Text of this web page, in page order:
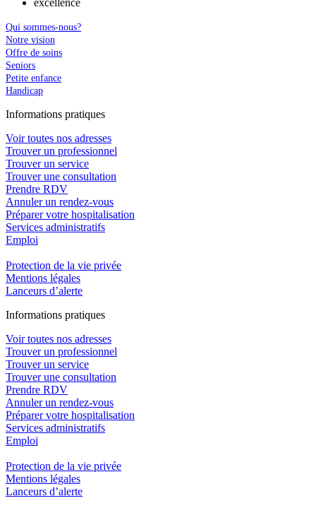
Qui sommes-nous?
Notre vision
Offre de soins
Seniors
Petite enfance
Handicap
Informations pratiques
Voir toutes nos adresses
Trouver un professionnel
Trouver un service
Trouver une consultation
Prendre RDV
Annuler un rendez-vous
Préparer votre hospitalisation
Services administratifs
Emploi​
Protection de la vie privée
Mentions légales
Lanceurs d’alerte
Informations pratiques
Voir toutes nos adresses
Trouver un professionnel
Trouver un service
Trouver une consultation
Prendre RDV
Annuler un rendez-vous
Préparer votre hospitalisation
Services administratifs
Emploi​
Protection de la vie privée
Mentions légales
Lanceurs d’alerte